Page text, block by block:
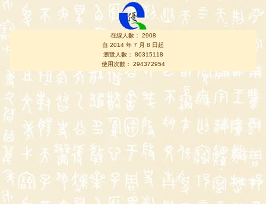
在線人數： 2908
自 2014 年 7 月 8 日起
瀏覽人數： 80315118
使用次數： 294372954